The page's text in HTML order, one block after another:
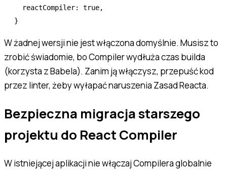
  reactCompiler
: true,
}
W żadnej wersji nie jest włączona domyślnie. Musisz to
zrobić świadomie, bo Compiler wydłuża czas builda
(korzysta z Babela). Zanim ją włączysz, przepuść kod
przez linter, żeby wyłapać naruszenia Zasad Reacta.
Bezpieczna migracja starszego
projektu do React Compiler
W istniejącej aplikacji nie włączaj Compilera globalnie